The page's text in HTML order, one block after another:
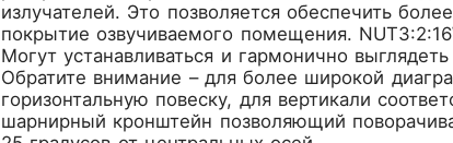
излучателей. Это позволяется обеспечить
покрытие озвучиваемого помещения.
Могут устанавливаться и гармонично
Обратите внимание – для более широкой
горизонтальную повеску, для вертикали
шарнирный кронштейн позволяющий